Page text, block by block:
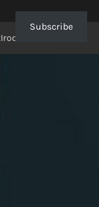
Subscribe